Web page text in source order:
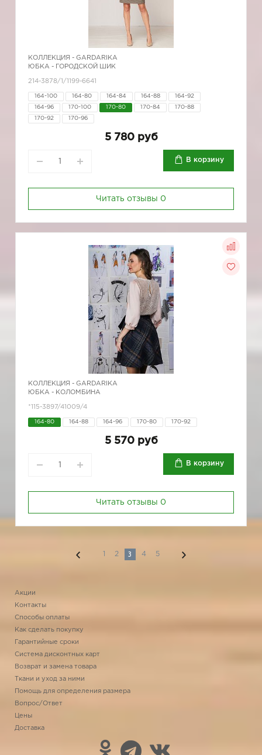
КОЛЛЕКЦИЯ - GARDARIKA
ЮБКА - ГОРОДСКОЙ ШИК
214-3878/1/1199-6641
164-100 164-80 164-84 164-88 164-92
164-96 170-100 170-80 170-84 170-88
170-92 170-96
5 780 руб
В корзину
Читать отзывы 0
КОЛЛЕКЦИЯ - GARDARIKA
ЮБКА - КОЛОМБИНА
*115-3897/41009/4
164-80 164-88 164-96 170-80 170-92
5 570 руб
В корзину
Читать отзывы 0
1 2 3 4 5
Акции
Контакты
Способы оплаты
Как сделать покупку
Гарантийные сроки
Система дисконтных карт
Возврат и замена товара
Ткани и уход за ними
Помощь для определения размера
Вопрос/Ответ
Цены
Доставка